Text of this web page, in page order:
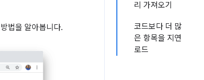
리 가져오기
코드보다 더 많
은 항목을 지연
로드
법을 알아봅니다.